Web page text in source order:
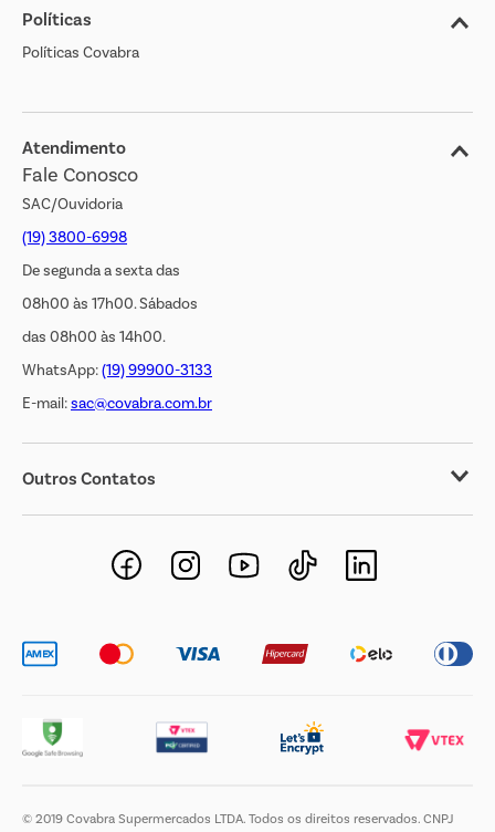
Nossas Lojas
Cliente Bem Estar
Jornal de Ofertas
Transparência Salarial
Políticas
Políticas Covabra
Atendimento
Fale Conosco
SAC/Ouvidoria
(19) 3800-6998
De segunda a sexta das
08h00 às 17h00. Sábados
das 08h00 às 14h00.
WhatsApp:(19) 99900-3133
E-mail:sac@covabra.com.br
Outros Contatos
Negócios Imobiliários
Novos Fornecedores
© 2019 Covabra Supermercados LTDA. Todos os direitos reservados. CNPJ